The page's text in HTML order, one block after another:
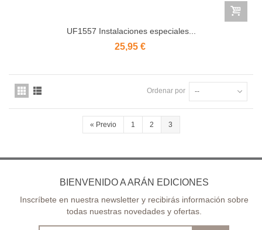
UF1557 Instalaciones especiales...
25,95 €
Ordenar por --
« Previo 1 2 3
BIENVENIDO A ARÁN EDICIONES
Inscríbete en nuestra newsletter y recibirás información sobre
todas nuestras novedades y ofertas.